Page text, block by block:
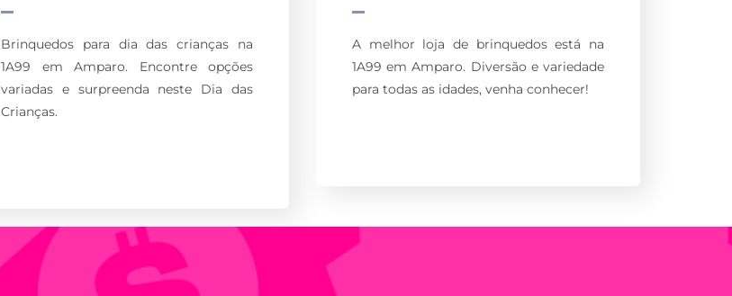
Brinquedos para dia das crianças na
1A99 em Amparo. Encontre opções
variadas e surpreenda neste Dia das
Crianças.
A melhor loja de brinquedos está na
1A99 em Amparo. Diversão e variedade
para todas as idades, venha conhecer!